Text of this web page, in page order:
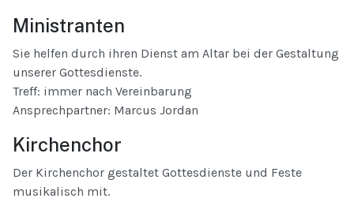
Ministranten
Sie helfen durch ihren Dienst am Altar bei der Gestaltung
unserer Gottesdienste.
Treff: immer nach Vereinbarung
Ansprechpartner: Marcus Jordan
Kirchenchor
Der Kirchenchor gestaltet Gottesdienste und Feste
musikalisch mit.